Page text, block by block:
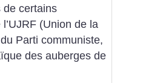
certains
(Union de la
Parti communiste,
des auberges de